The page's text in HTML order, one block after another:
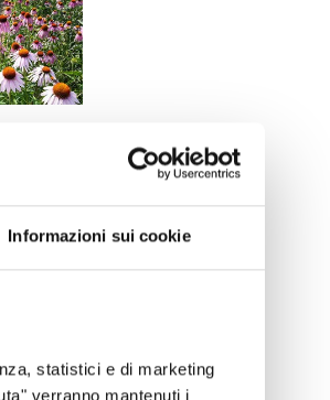
Informazioni sui cookie
statistici e di marketing
verranno mantenuti i